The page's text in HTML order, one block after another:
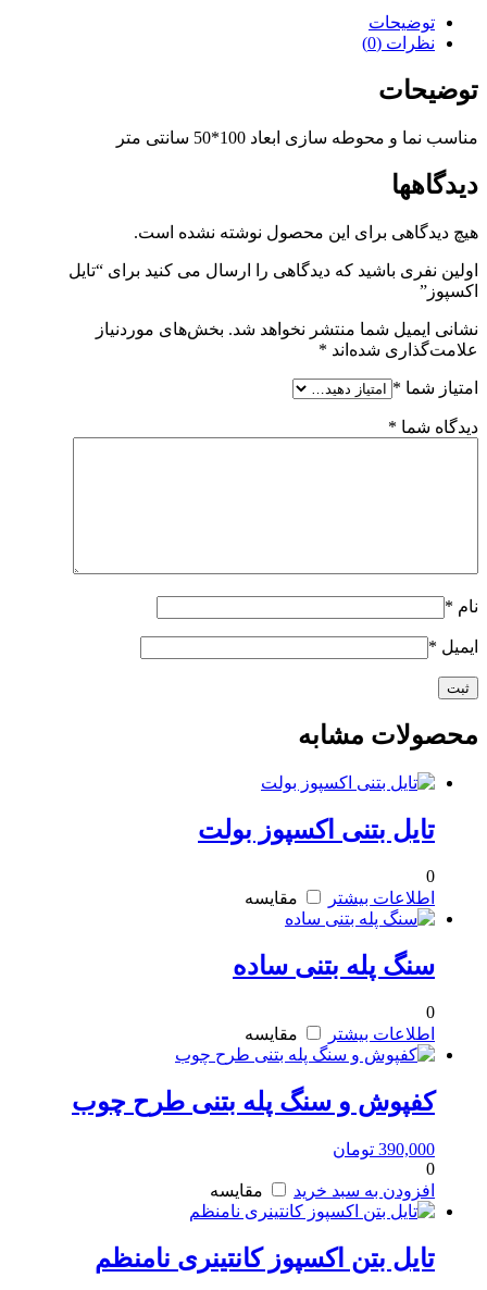
توضیحات
نظرات (0)
توضیحات
مناسب نما و محوطه سازی ابعاد 100*50 سانتی متر
دیدگاهها
هیچ دیدگاهی برای این محصول نوشته نشده است.
اولین نفری باشید که دیدگاهی را ارسال می کنید برای “تایل
اکسپوز”
نشانی ایمیل شما منتشر نخواهد شد. بخش‌های موردنیاز
علامت‌گذاری شده‌اند *
امتیاز شما *
دیدگاه شما *
نام *
ایمیل *
محصولات مشابه
تایل بتنی اکسپوز بولت
0
اطلاعات بیشتر
مقایسه
سنگ پله بتنی ساده
0
اطلاعات بیشتر
مقایسه
کفپوش و سنگ پله بتنی طرح چوب
390,000 تومان
0
افزودن به سبد خرید
مقایسه
تایل بتن اکسپوز کانتینری نامنظم